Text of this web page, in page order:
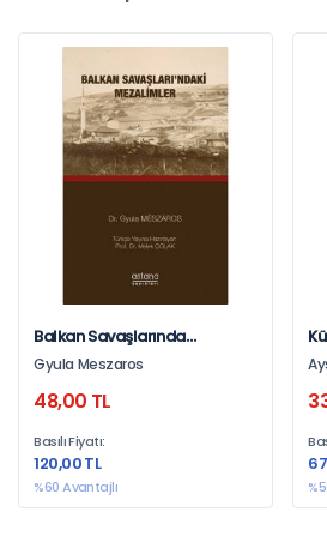
Balkan Savaşlarında
Mezalimler
Gyula Meszaros
48,00 TL
Basılı Fiyatı:
120,00 TL
%60 Avantajlı